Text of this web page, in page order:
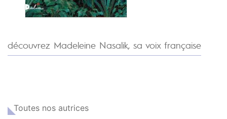
découvrez Madeleine Nasalik, sa voix française
Toutes nos autrices